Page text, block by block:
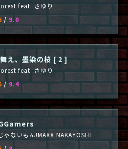
feat. さゆり
/ 9.0
え、墨染の桜 [ 2 ]
feat. さゆり
/9.4
ゃないもん!MAXX NAKAYOSHI